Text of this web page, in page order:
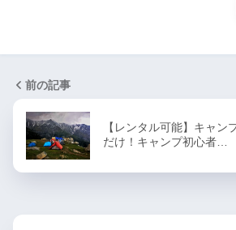
前の記事
【レンタル可能】キャン
だけ！キャンプ初心者…